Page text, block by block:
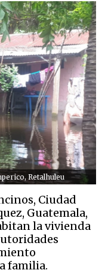
Retalhuleu
Ciudad
Guatemala,
la vivienda
familia.